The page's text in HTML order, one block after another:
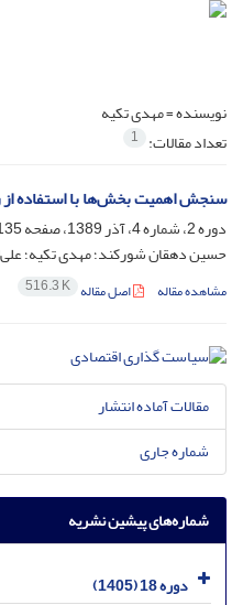
نویسنده =مهدی تکیه
تعداد مقالات: 1
سنجش اهمیت بخش‌ها با استفاده
دوره 2، شماره 4، آذر 1389، صفحه
171
حسین دهقان شورکند؛ مهدی تکیه؛
مشاهده مقاله اصل مقاله 516.3 K
مقالات آماده انتشار
شماره جاری
شماره‌های پیشین نشریه
دوره 18 (1405)